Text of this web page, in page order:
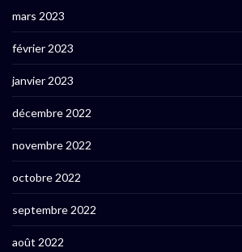
mars 2023
février 2023
janvier 2023
décembre 2022
novembre 2022
octobre 2022
septembre 2022
août 2022